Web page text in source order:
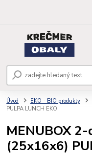
Úvod EKO - BIO produkty
PULPA LUNCH EKO
MENUBOX
(25x16x6)